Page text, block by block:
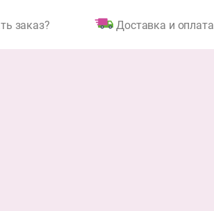
заказ? Доставка и оплата